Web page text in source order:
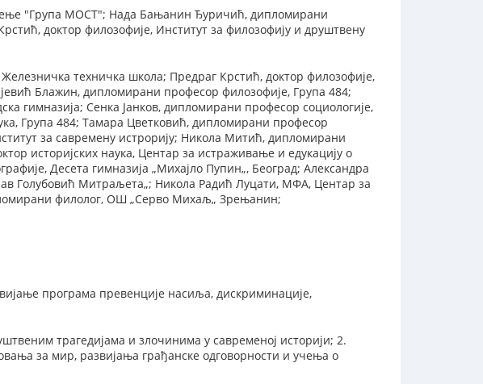
"Група МОСТ"; Нада Бањанин Ђуричић, дипломирани
доктор филозофије, Институт за филозофију и друштвену
техничка школа; Предраг Крстић, доктор филозофије,
Блажин, дипломирани професор филозофије, Група 484;
гимназија; Сенка Јанков, дипломирани професор социологије,
Група 484; Тамара Цветковић, дипломирани професор
за савремену истрорију; Никола Митић, дипломирани
историјских наука, Центар за истраживање и едукацију о
Десета гимназија „Михајло Пупин„, Београд; Александра
Голубовић Митраљета„; Никола Радић Луцати, МФА, Центар за
филолог, ОШ „Серво Михаљ„ Зрењанин;
програма превенције насиља, дискриминације,
трагедијама и злочинима у савременој историји; 2.
за мир, развијања грађанске одговорности и учења о